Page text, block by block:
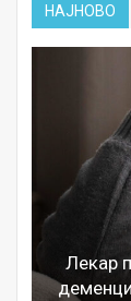
НАЈНОВО
Лекар